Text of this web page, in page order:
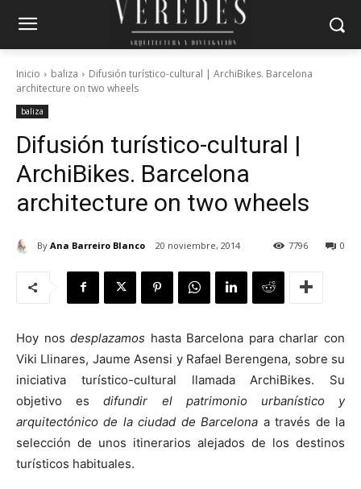
Inicio baliza
Difusión turístico-cultural | ArchiBikes. Barcelona
architecture on two wheels
baliza
Difusión turístico-cultural |
ArchiBikes. Barcelona
architecture on two wheels
By Ana Barreiro Blanco 20 noviembre, 2014 0
7796
Hoy nosdesplazamos hasta Barcelona para charlar con
Viki Llinares, Jaume Asensi y Rafael Berengena, sobre su
iniciativa turístico-cultural llamada ArchiBikes. Su
objetivo esdifundir el patrimonio urbanístico y
arquitectónico de la ciudad de Barcelona a través de la
selección de unos itinerarios alejados de los destinos
turísticos habituales.